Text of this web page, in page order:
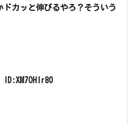
ドカッと伸びるやろ？そういう